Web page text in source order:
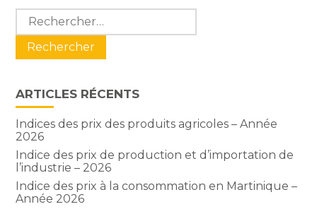
Blog
sidebar
Rechercher :
ARTICLES RÉCENTS
Indices des prix des produits agricoles – Année
2026
Indice des prix de production et d’importation de
l’industrie – 2026
Indice des prix à la consommation en Martinique –
Année 2026